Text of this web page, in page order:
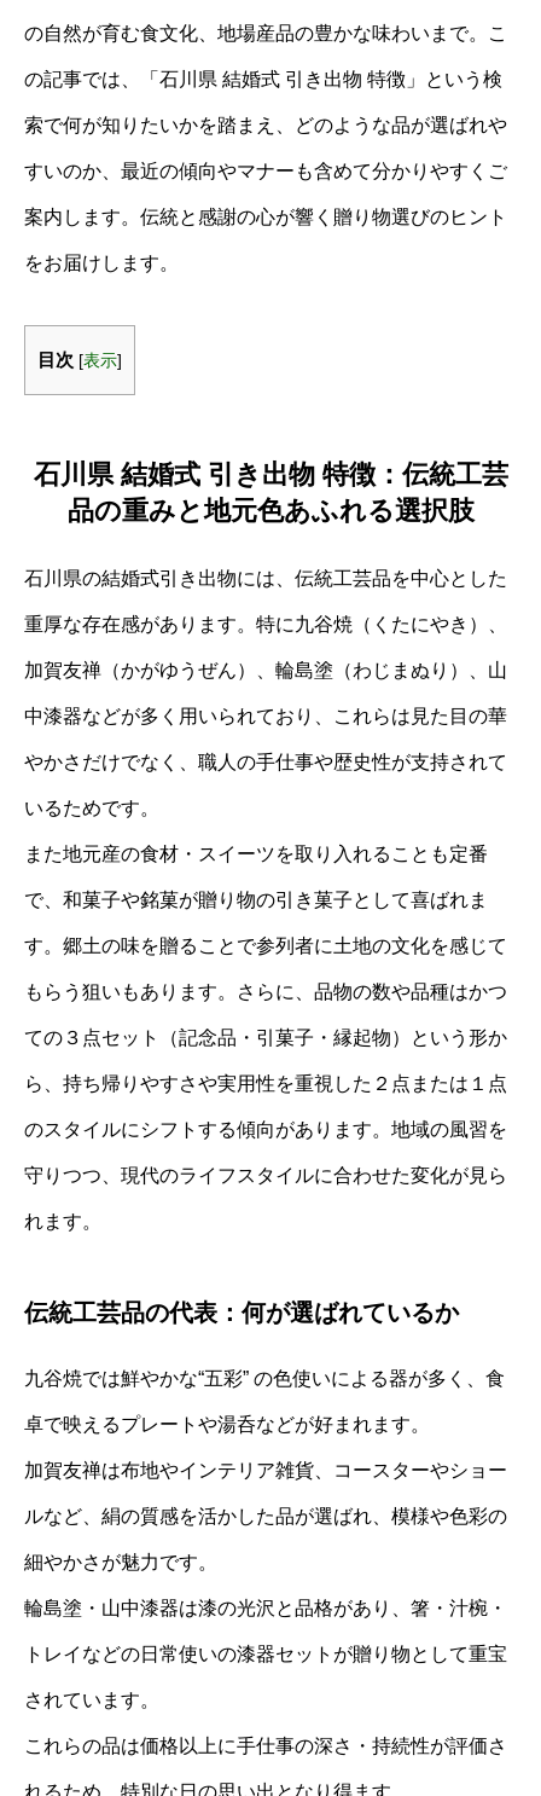
の自然が育む食文化、地場産品の豊かな味わいまで。こ
の記事では、「石川県 結婚式 引き出物 特徴」という検
索で何が知りたいかを踏まえ、どのような品が選ばれや
すいのか、最近の傾向やマナーも含めて分かりやすくご
案内します。伝統と感謝の心が響く贈り物選びのヒント
をお届けします。
目次 [表示]
石川県 結婚式 引き出物 特徴：伝統工芸
品の重みと地元色あふれる選択肢
石川県の結婚式引き出物には、伝統工芸品を中心とした
重厚な存在感があります。特に九谷焼（くたにやき）、
加賀友禅（かがゆうぜん）、輪島塗（わじまぬり）、山
中漆器などが多く用いられており、これらは見た目の華
やかさだけでなく、職人の手仕事や歴史性が支持されて
いるためです。
また地元産の食材・スイーツを取り入れることも定番
で、和菓子や銘菓が贈り物の引き菓子として喜ばれま
す。郷土の味を贈ることで参列者に土地の文化を感じて
もらう狙いもあります。さらに、品物の数や品種はかつ
ての３点セット（記念品・引菓子・縁起物）という形か
ら、持ち帰りやすさや実用性を重視した２点または１点
のスタイルにシフトする傾向があります。地域の風習を
守りつつ、現代のライフスタイルに合わせた変化が見ら
れます。
伝統工芸品の代表：何が選ばれているか
九谷焼では鮮やかな“五彩” の色使いによる器が多く、食
卓で映えるプレートや湯呑などが好まれます。
加賀友禅は布地やインテリア雑貨、コースターやショー
ルなど、絹の質感を活かした品が選ばれ、模様や色彩の
細やかさが魅力です。
輪島塗・山中漆器は漆の光沢と品格があり、箸・汁椀・
トレイなどの日常使いの漆器セットが贈り物として重宝
されています。
これらの品は価格以上に手仕事の深さ・持続性が評価さ
れるため、特別な日の思い出となり得ます。